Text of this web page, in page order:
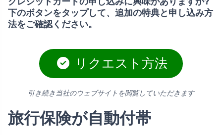
下のボタンをタップして、追加の特典と申し込み方
法をご確認ください。
リクエスト方法
引き続き当社のウェブサイトを閲覧していただきます
旅行保険が自動付帯